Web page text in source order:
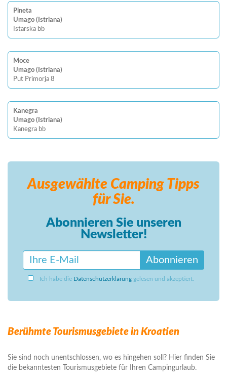
Pineta
Umago (Istriana)
Istarska bb
Moce
Umago (Istriana)
Put Primorja 8
Kanegra
Umago (Istriana)
Kanegra bb
Ausgewählte Camping Tipps
für Sie.
Abonnieren Sie unseren
Newsletter!
Abonnieren
Ich habe die Datenschutzerklärung gelesen und akzeptiert.
Berühmte Tourismusgebiete in Kroatien
Sie sind noch unentschlossen, wo es hingehen soll? Hier finden Sie
die bekanntesten Tourismusgebiete für Ihren Campingurlaub.